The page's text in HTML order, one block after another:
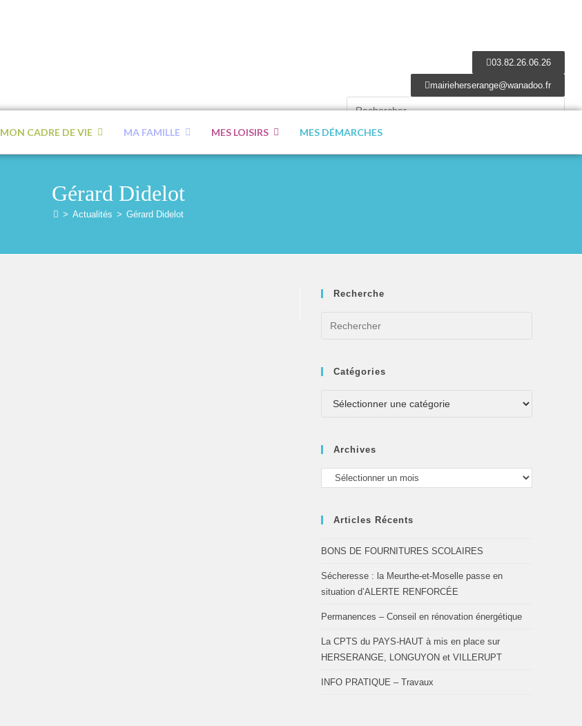
03.82.26.06.26
mairieherserange@wanadoo.fr
MON CADRE DE VIE MA FAMILLE MES LOISIRS MES DÉMARCHES
Gérard Didelot
> Actualités > Gérard Didelot
Recherche
Catégories
Archives
Articles Récents
BONS DE FOURNITURES SCOLAIRES
Sécheresse : la Meurthe-et-Moselle passe en
situation d’ALERTE RENFORCÉE
Permanences – Conseil en rénovation énergétique
La CPTS du PAYS-HAUT à mis en place sur
HERSERANGE, LONGUYON et VILLERUPT
INFO PRATIQUE – Travaux